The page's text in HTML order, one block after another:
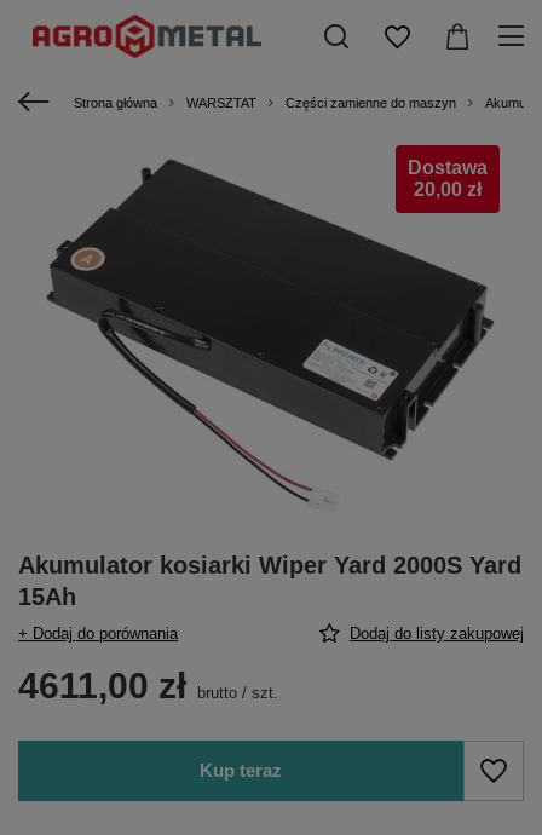
Strona główna WARSZTAT Części zamienne do maszyn
Dostawa
20,00 zł
Akumulator kosiarki Wiper Yard 2000S Yard
15Ah
+ Dodaj do porównania Dodaj do listy zakupowej
4611,00 zł brutto / szt.
Kup teraz